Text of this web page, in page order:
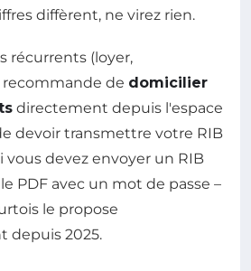
diffèrent, ne virez rien.
récurrents (loyer,
de domicilier
directement depuis l'espace
devoir transmettre votre RIB
vous devez envoyer un RIB
PDF avec un mot de passe –
le propose
depuis 2025.